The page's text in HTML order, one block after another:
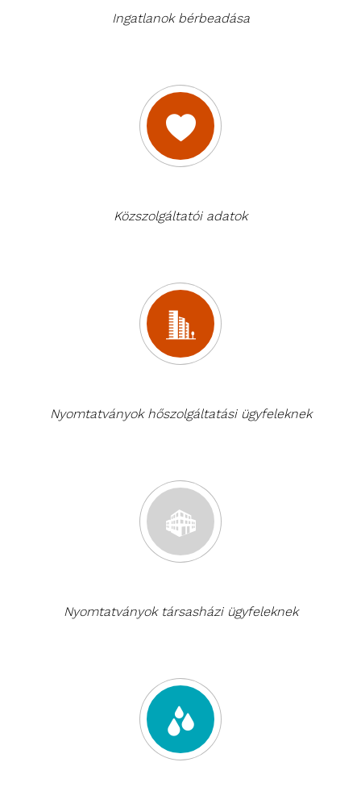
Ingatlanok bérbeadása
Közszolgáltatói adatok
Nyomtatványok hőszolgáltatási ügyfeleknek
Nyomtatványok társasházi ügyfeleknek